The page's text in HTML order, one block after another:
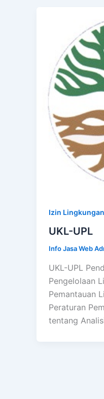
Izin Lingkungan
UKL-UPL
Info Jasa Web
UKL-UPL
Pengelolaan
Pemantauan
Peraturan
tentang